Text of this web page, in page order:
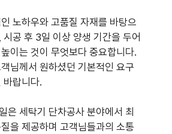
노하우와 고품질 자재를 바탕으
공 후 3일 이상 양생 기간을 두어
이는 것이 무엇보다 중요합니다.
님께서 원하셨던 기본적인 요구
바랍니다.
은 세탁기 단차공사 분야에서 최
을 제공하며 고객님들과의 소통